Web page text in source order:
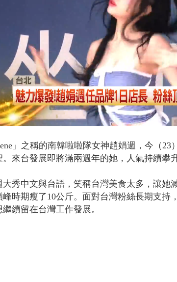
Unmute Loaded
38.99%
」之稱的南韓啦啦隊女神趙娟週 ，今（
來台發展即將滿兩週年的她，人氣持續攀
大秀中文與台語，笑稱台灣美食太多，讓她
峰時期瘦了10公斤。面對台灣粉絲長期支持
續留在台灣工作發展。